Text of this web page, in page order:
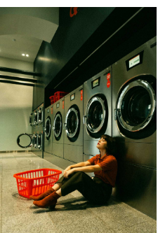
对老前辈也不放在眼里，就
别的还没能盈利的交易者时
座的各位都是辣鸡！” 基本
没有任何进步提升的可能。
己就差一层窗户纸，自己学
觉得别人能成功的也就是因
不过是某些地方没理清！没
书 学点别人的经验，融入自